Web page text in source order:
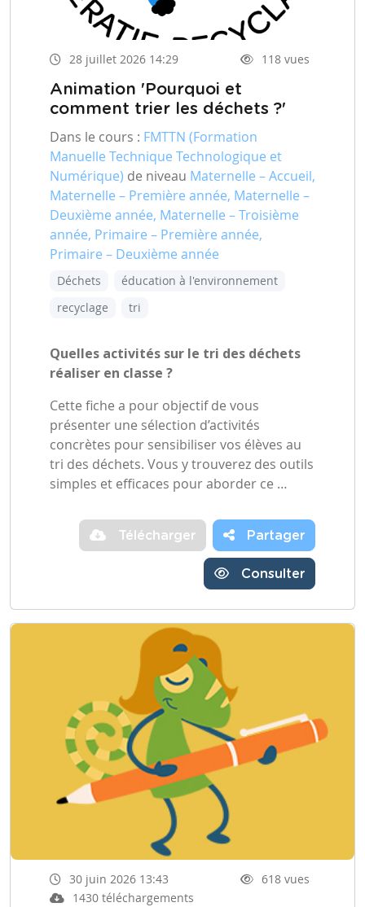
28 juillet 2026 14:29 118 vues
Animation 'Pourquoi et
comment trier les déchets ?'
Dans le cours : FMTTN (Formation
Manuelle Technique Technologique et
Numérique) de niveau Maternelle – Accueil,
Maternelle – Première année, Maternelle –
Deuxième année, Maternelle – Troisième
année, Primaire – Première année,
Primaire – Deuxième année
Déchets
éducation à l'environnement
recyclage
tri
Quelles activités sur le tri des déchets
réaliser en classe ?
Cette fiche a pour objectif de vous
présenter une sélection d’activités
concrètes pour sensibiliser vos élèves au
tri des déchets. Vous y trouverez des outils
simples et efficaces pour aborder ce …
Télécharger Partager
Consulter
30 juin 2026 13:43
618 vues
1430 téléchargements